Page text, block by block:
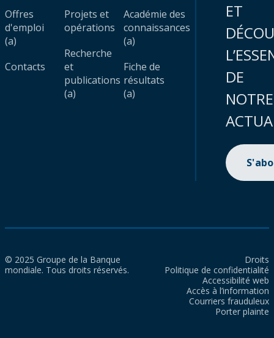
Offres
d'emploi
(a)
Contacts
Projets et
opérations
Recherche
et
publications
(a)
Académie des
connaissances
(a)
Fiche de
résultats
(a)
ET
DE
NOTRE
© 2025 Groupe de la Banque
mondiale. Tous droits réservés.
Droits
Politique de confidentialité
Accessibilité web
Accès à l’information
Courriers frauduleux
Porter plainte